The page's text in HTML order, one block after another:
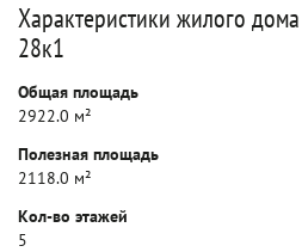
Характеристики жилого
28к1
Общая площадь
2922.0 м²
Полезная площадь
2118.0 м²
Кол-во этажей
5